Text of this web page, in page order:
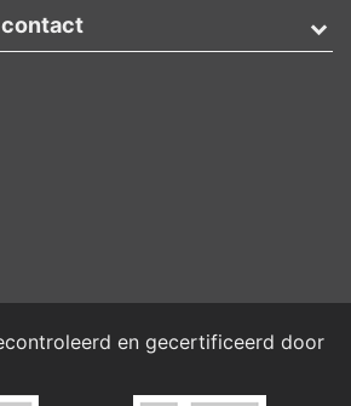
en gecertificeerd door